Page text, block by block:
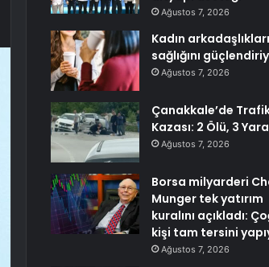
Ağustos 7, 2026
Kadın
sağlığını
Ağustos 7, 2026
Çanakkale’de
Kazası: 2 Ölü, 3
Ağustos 7, 2026
Borsa milyarderi
Munger tek yatırım
kuralını açıkladı:
kişi tam tersini
Ağustos 7, 2026